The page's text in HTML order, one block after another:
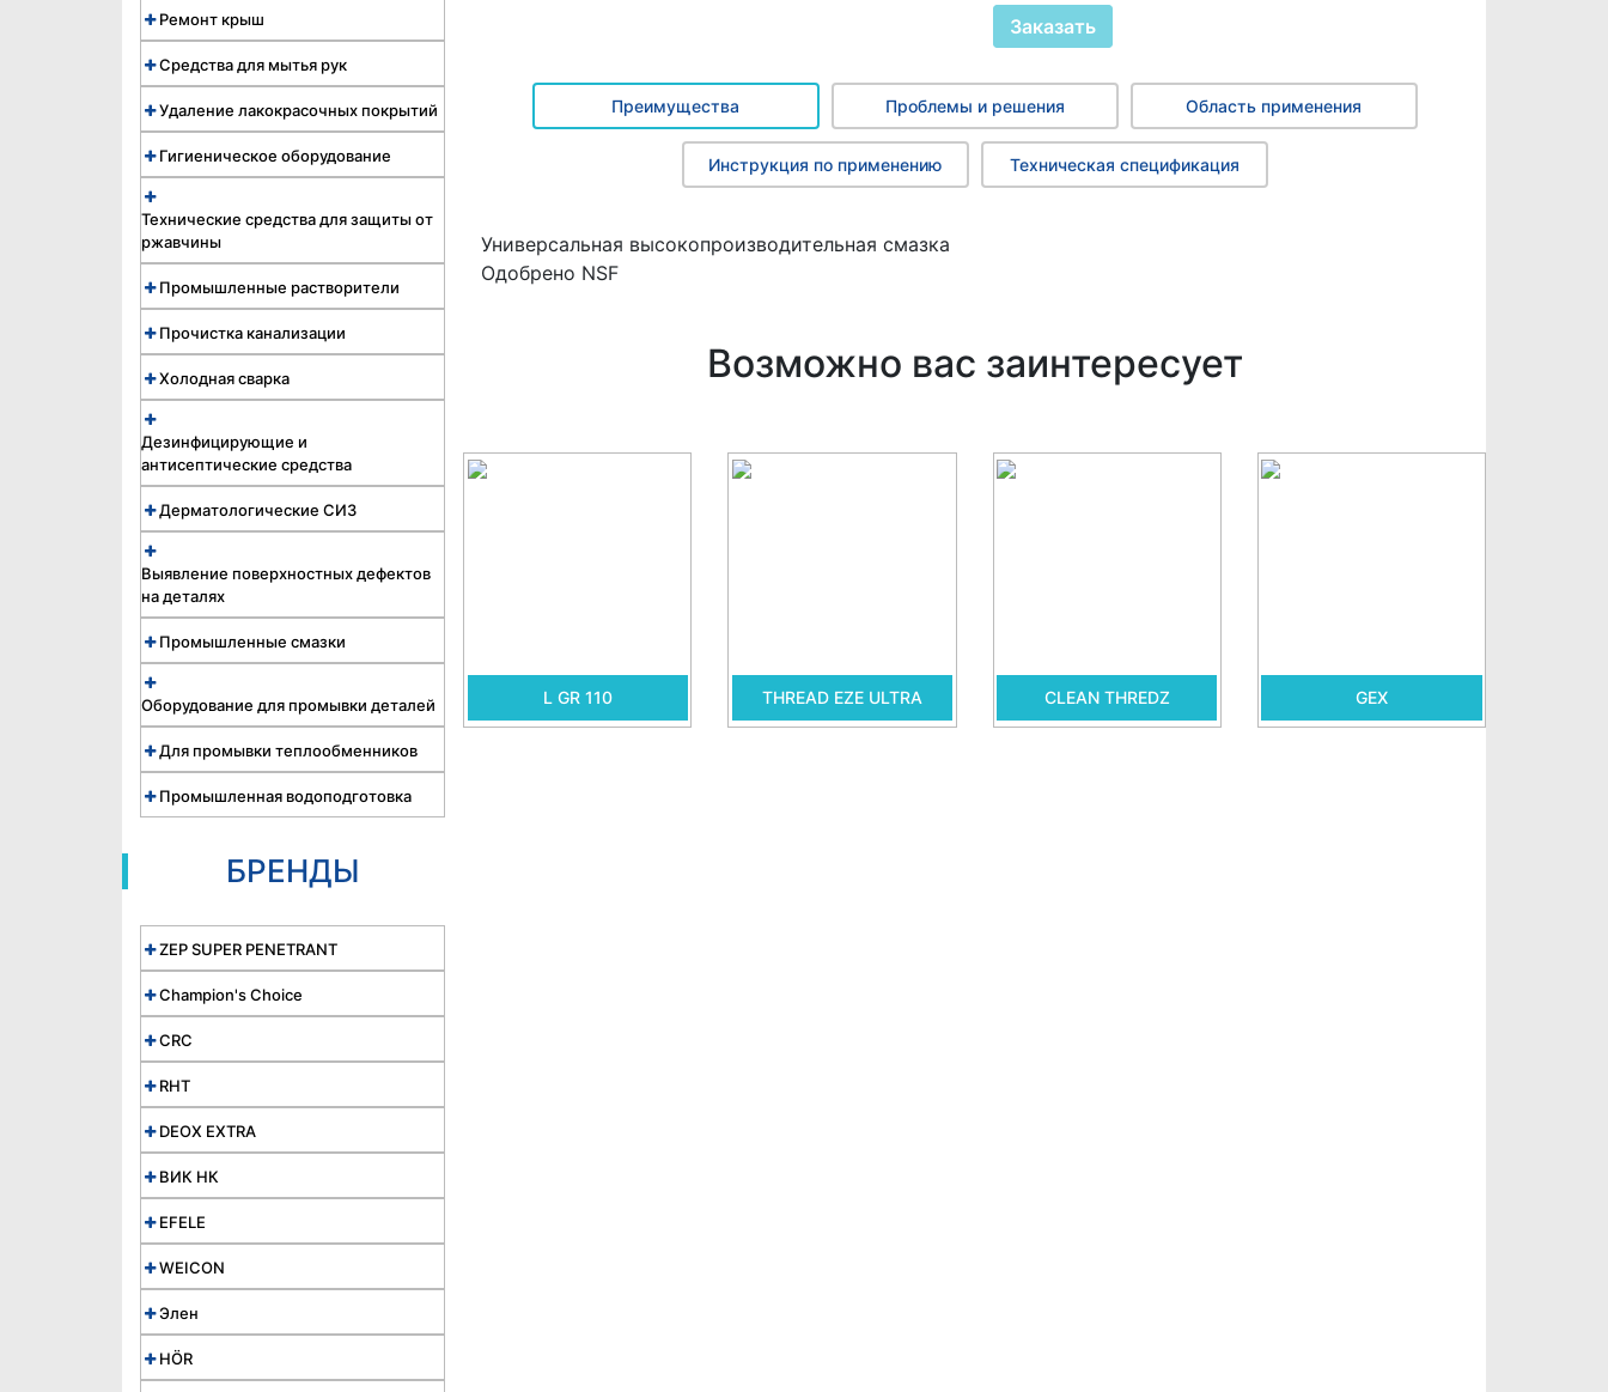
Ремонт крыш
Средства для мытья рук
Удаление лакокрасочных покрытий
Гигиеническое оборудование
Технические средства для защиты от
ржавчины
Промышленные растворители
Прочистка канализации
Холодная сварка
Дезинфицирующие и
антисептические средства
Дерматологические СИЗ
Выявление поверхностных дефектов
на деталях
Промышленные смазки
Оборудование для промывки деталей
Для промывки теплообменников
Промышленная водоподготовка
БРЕНДЫ
ZEP SUPER PENETRANT
Champion's Choice
CRC
RHT
DEOX EXTRA
ВИК НК
EFELE
WEICON
Элен
HÖR
Заказать
Преимущества Проблемы и решения Область применения
Инструкция по применению Техническая спецификация
Универсальная высокопроизводительная смазка
Одобрено NSF
Возможно вас заинтересует
L GR 110 THREAD EZE ULTRA CLEAN THREDZ GEX